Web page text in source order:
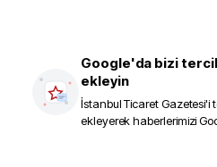
Google'da bizi
ekleyin
İstanbul Ticaret Gazetesi'i
ekleyerek haberlerimizi